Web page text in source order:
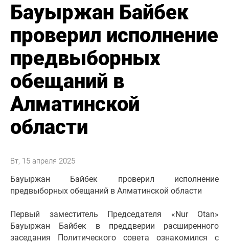
Бауыржан Байбек
проверил исполнение
предвыборных
обещаний в
Алматинской
области
Вт, 15 апреля 2025
Бауыржан Байбек проверил исполнение
предвыборных обещаний в Алматинской области
Первый заместитель Председателя «Nur Otan»
Бауыржан Байбек в преддверии расширенного
заседания Политического совета ознакомился с